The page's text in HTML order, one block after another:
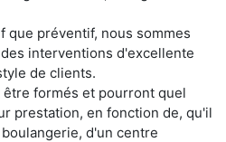
que préventif, nous sommes
interventions d'excellente
de clients.
formés et pourront quel
prestation, en fonction de, qu'il
d'un centre